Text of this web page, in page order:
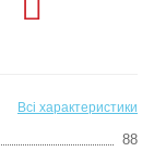
Всі характеристики
88